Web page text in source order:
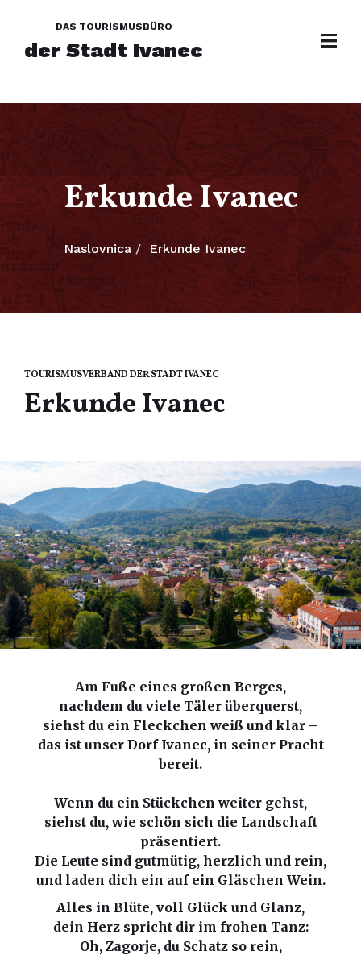
DAS TOURISMUSBÜRO
der Stadt Ivanec
Erkunde Ivanec
Naslovnica Erkunde Ivanec
TOURISMUSVERBAND DER STADT IVANEC
Erkunde Ivanec
Am Fuße eines großen Berges,
nachdem du viele Täler überquerst,
siehst du ein Fleckchen weiß und klar –
das ist unser Dorf Ivanec, in seiner Pracht
bereit.
Wenn du ein Stückchen weiter gehst,
siehst du, wie schön sich die Landschaft
präsentiert.
Die Leute sind gutmütig, herzlich und rein,
und laden dich ein auf ein Gläschen Wein.
Alles in Blüte, voll Glück und Glanz,
dein Herz spricht dir im frohen Tanz:
Oh, Zagorje, du Schatz so rein,